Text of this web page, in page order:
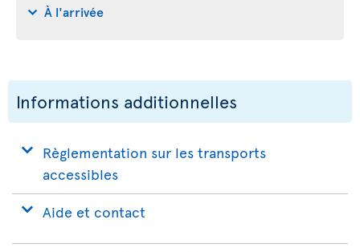
À l'arrivée
Informations additionnelles
Règlementation sur les transports
accessibles
Aide et contact